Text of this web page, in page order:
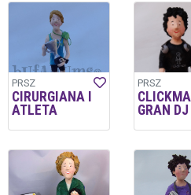
PRSZ
CIRURGIANA I
ATLETA
PRSZ
GRAN DJ